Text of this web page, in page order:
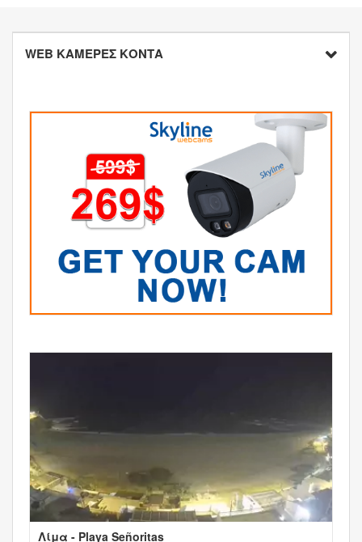
WEB ΚΑΜΕΡΕΣ ΚΟΝΤΑ
Λίμα - Playa Señoritas